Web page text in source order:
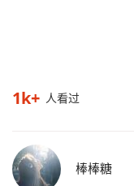
1k+ 人看过
棒棒糖